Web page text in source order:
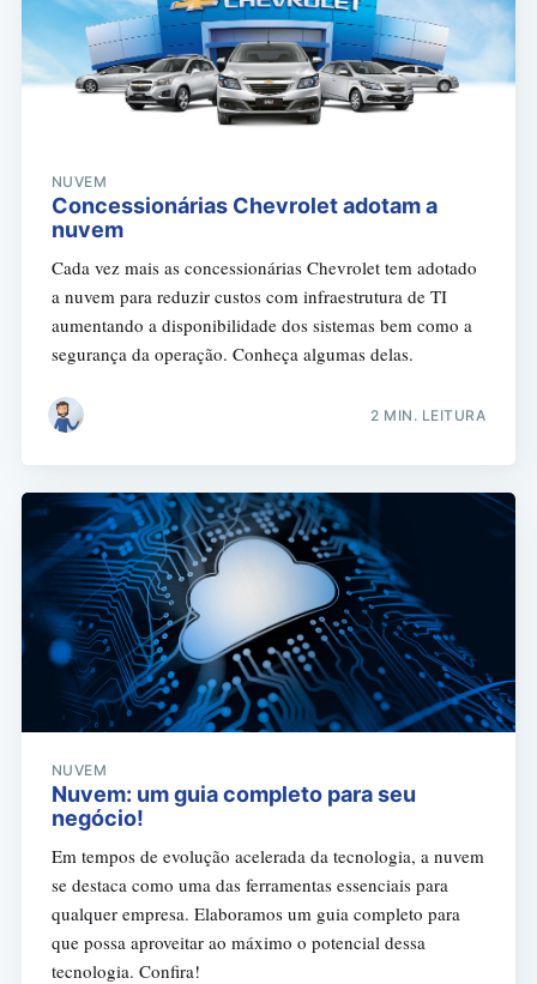
NUVEM
Concessionárias Chevrolet adotam a
nuvem
Cada vez mais as concessionárias Chevrolet tem adotado
a nuvem para reduzir custos com infraestrutura de TI
aumentando a disponibilidade dos sistemas bem como a
segurança da operação. Conheça algumas delas.
2 MIN. LEITURA
NUVEM
Nuvem: um guia completo para seu
negócio!
Em tempos de evolução acelerada da tecnologia, a nuvem
se destaca como uma das ferramentas essenciais para
qualquer empresa. Elaboramos um guia completo para
que possa aproveitar ao máximo o potencial dessa
tecnologia. Confira!